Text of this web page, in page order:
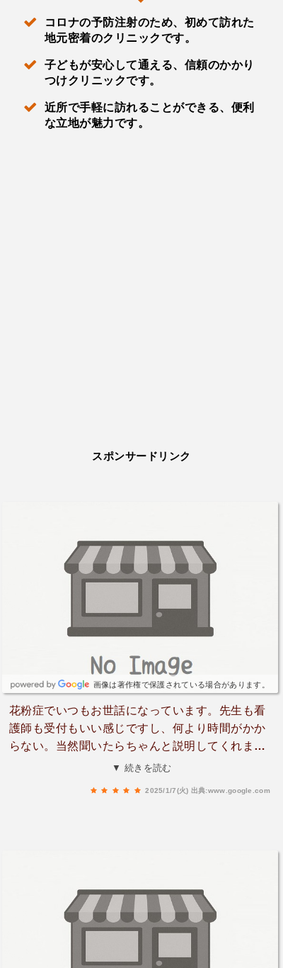
コロナの予防注射のため、初めて訪れた
地元密着のクリニックです。
子どもが安心して通える、信頼のかかり
つけクリニックです。
近所で手軽に訪れることができる、便利
な立地が魅力です。
スポンサードリンク
画像は著作権で保護されている場合があります。
花粉症でいつもお世話になっています。先生も看
護師も受付もいい感じですし、何より時間がかか
らない。当然聞いたらちゃんと説明してくれます
し、とてもいいクリニックだと思います。
▼ 続きを読む
2025/1/7(火) 出典:www.google.com